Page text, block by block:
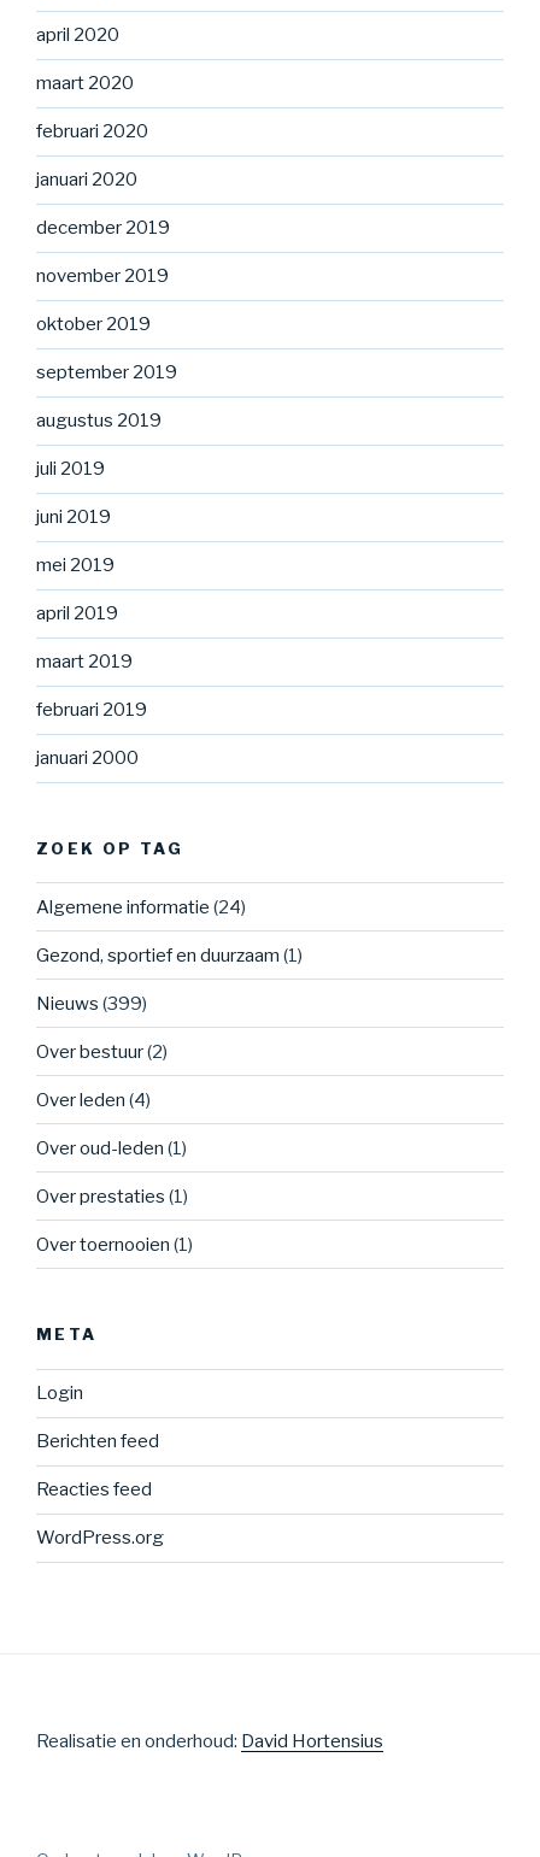
april 2020
maart 2020
februari 2020
januari 2020
december 2019
november 2019
oktober 2019
september 2019
augustus 2019
juli 2019
juni 2019
mei 2019
april 2019
maart 2019
februari 2019
januari 2000
ZOEK OP TAG
Algemene informatie (24)
Gezond, sportief en duurzaam (1)
Nieuws (399)
Over bestuur(2)
Over leden (4)
Over oud-leden (1)
Over prestaties (1)
Over toernooien (1)
META
Login
Berichten feed
Reacties feed
WordPress.org
Realisatie en onderhoud: David Hortensius